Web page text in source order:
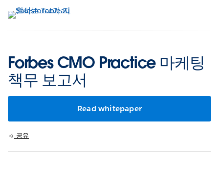
요
뛰
Forbes CMO Practice 마케팅
책무 보고서
Read whitepaper
공유